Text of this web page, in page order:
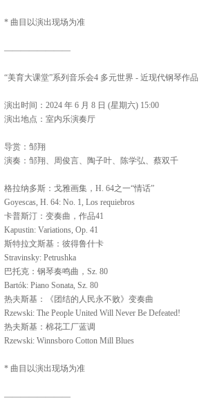
* 曲目以演出现场为准
————————
“美育大课堂”系列音乐会4 多元世界 - 近现代钢琴作品
演出时间：2024 年 6 月 8 日 (星期六) 15:00
演出地点：室内乐演奏厅
导赏：邹翔
演奏：邹翔、周俊言、陶子叶、陈学弘、蔡双千
格拉纳多斯：戈雅画集，H. 64之一“情话”
Goyescas, H. 64: No. 1, Los requiebros
卡普斯汀：变奏曲，作品41
Kapustin: Variations, Op. 41
斯特拉文斯基：彼得鲁什卡
Stravinsky: Petrushka
巴托克：钢琴奏鸣曲，Sz. 80
Bartók: Piano Sonata, Sz. 80
热夫斯基：《团结的人民永不败》变奏曲
Rzewski: The People United Will Never Be Defeated!
热夫斯基：棉花工厂蓝调
Rzewski: Winnsboro Cotton Mill Blues
* 曲目以演出现场为准
————————